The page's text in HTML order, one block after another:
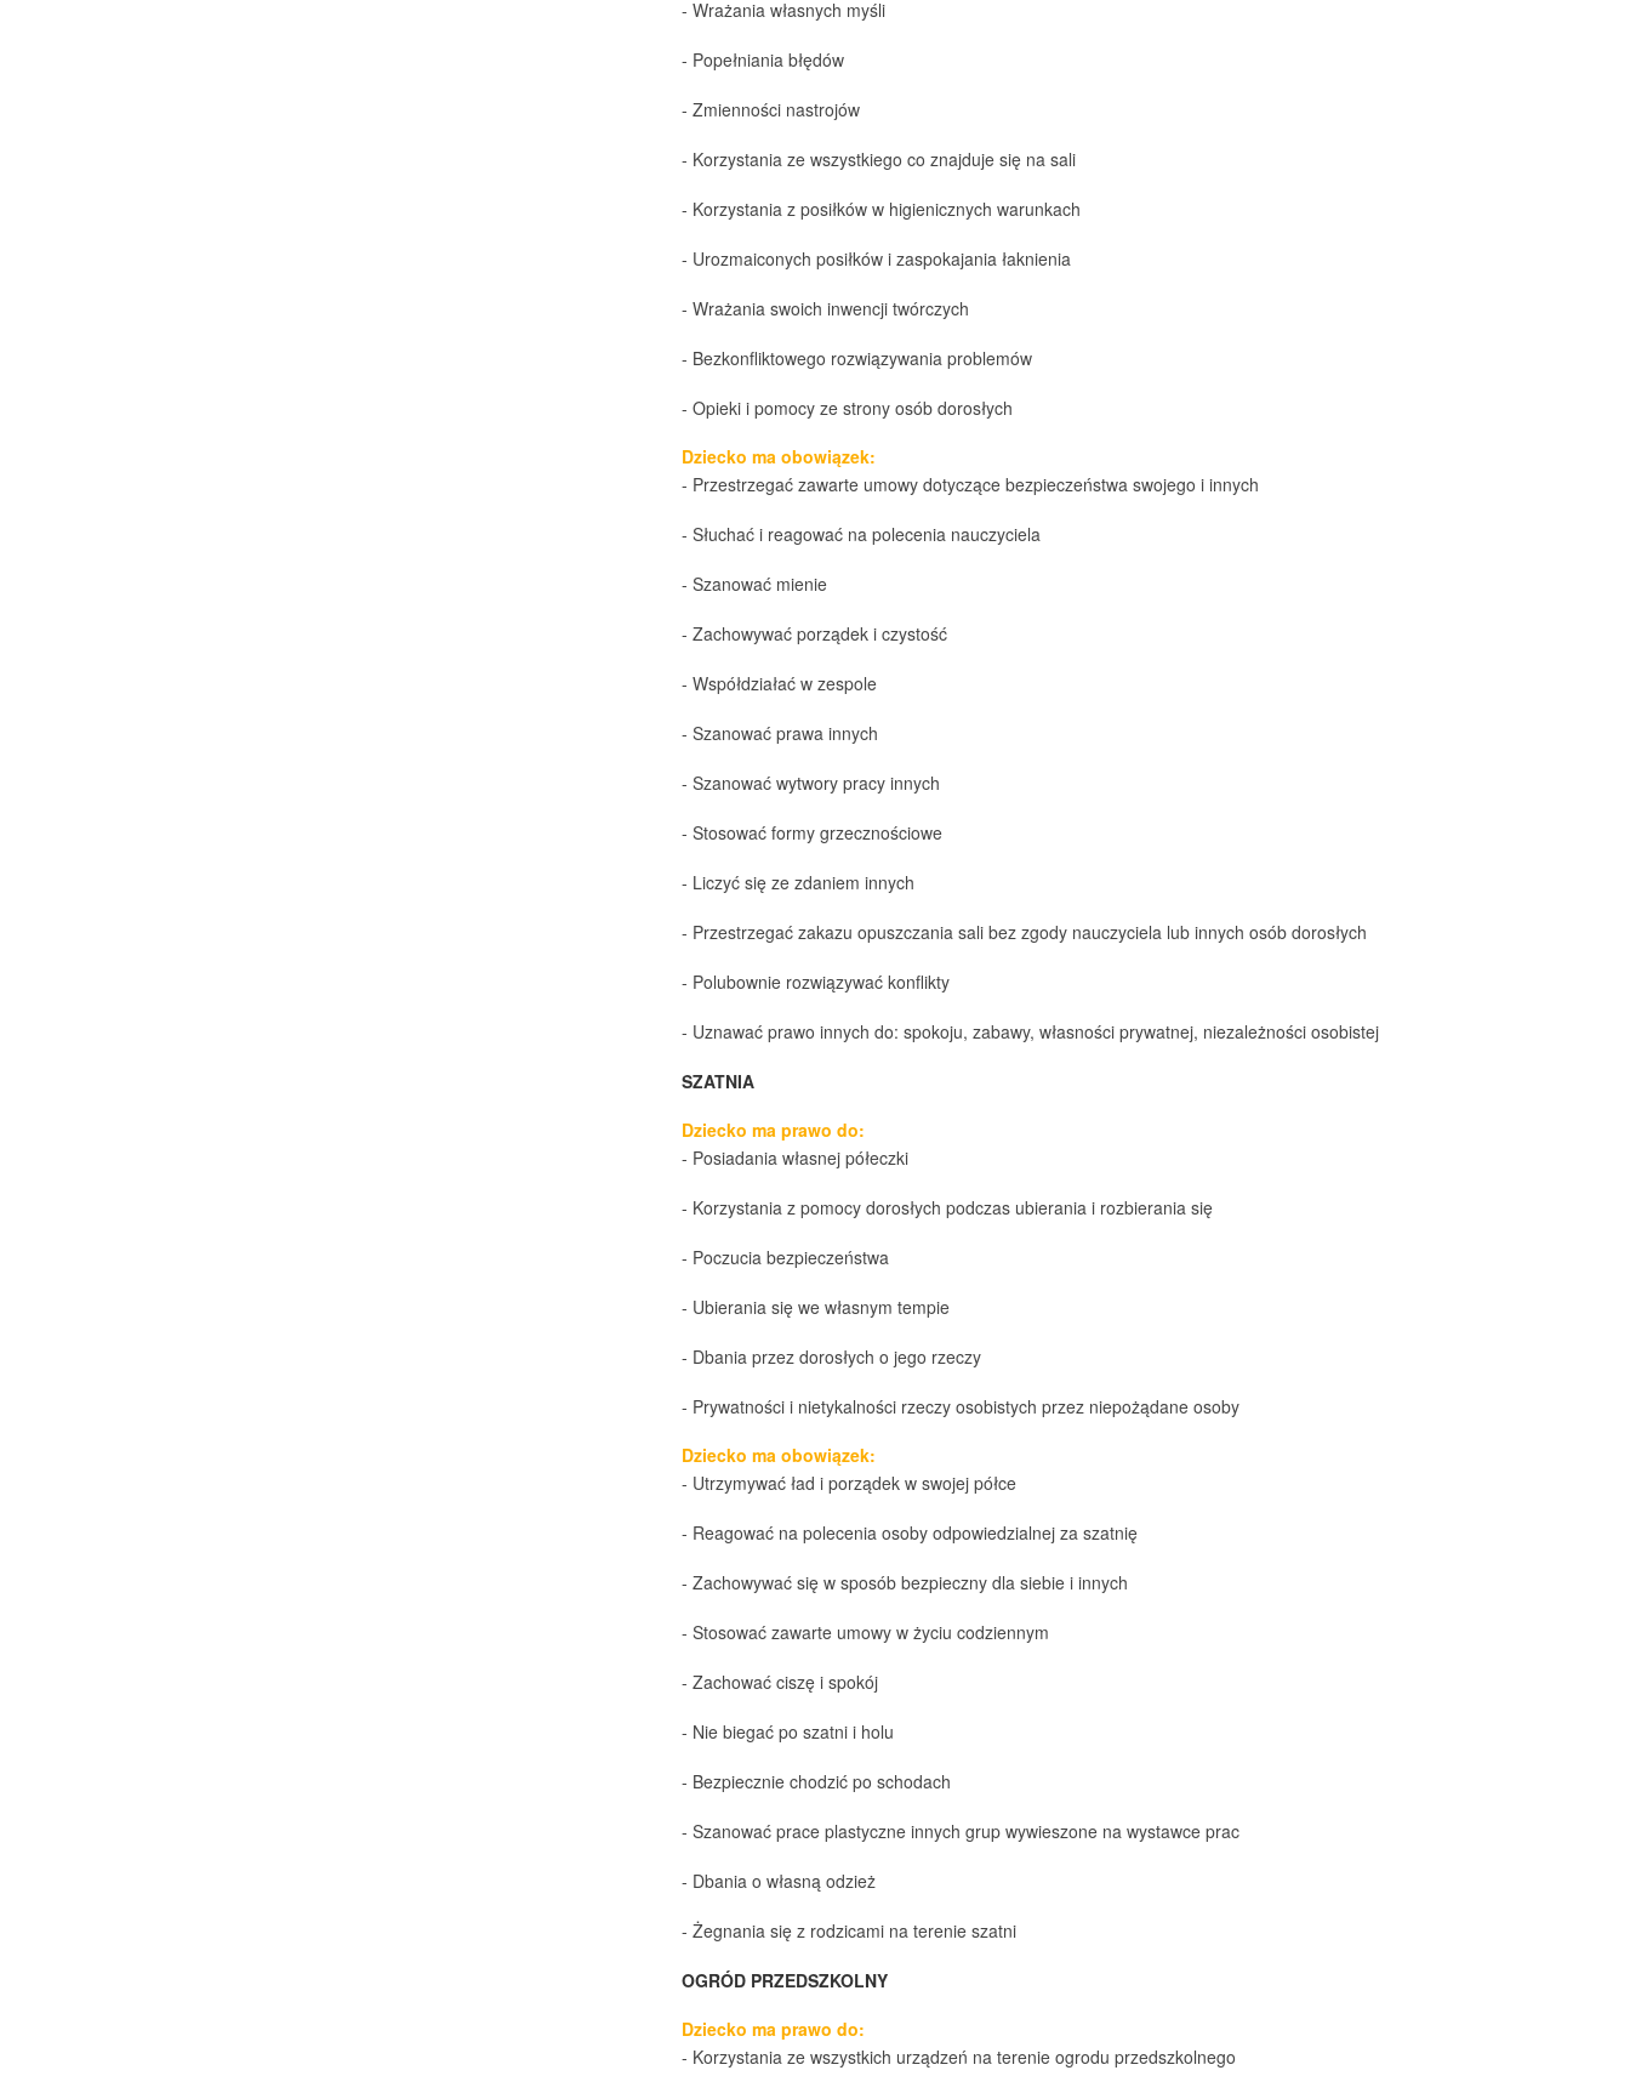
- Wrażania własnych myśli
- Popełniania błędów
- Zmienności nastrojów
- Korzystania ze wszystkiego co znajduje się na sali
- Korzystania z posiłków w higienicznych warunkach
- Urozmaiconych posiłków i zaspokajania łaknienia
- Wrażania swoich inwencji twórczych
- Bezkonfliktowego rozwiązywania problemów
- Opieki i pomocy ze strony osób dorosłych
Dziecko ma obowiązek:
- Przestrzegać zawarte umowy dotyczące bezpieczeństwa swojego i innych
- Słuchać i reagować na polecenia nauczyciela
- Szanować mienie
- Zachowywać porządek i czystość
- Współdziałać w zespole
- Szanować prawa innych
- Szanować wytwory pracy innych
- Stosować formy grzecznościowe
- Liczyć się ze zdaniem innych
- Przestrzegać zakazu opuszczania sali bez zgody nauczyciela lub innych osób dorosłych
- Polubownie rozwiązywać konflikty
- Uznawać prawo innych do: spokoju, zabawy, własności prywatnej, niezależności osobistej
SZATNIA
Dziecko ma prawo do:
- Posiadania własnej półeczki
- Korzystania z pomocy dorosłych podczas ubierania i rozbierania się
- Poczucia bezpieczeństwa
- Ubierania się we własnym tempie
- Dbania przez dorosłych o jego rzeczy
- Prywatności i nietykalności rzeczy osobistych przez niepożądane osoby
Dziecko ma obowiązek:
- Utrzymywać ład i porządek w swojej półce
- Reagować na polecenia osoby odpowiedzialnej za szatnię
- Zachowywać się w sposób bezpieczny dla siebie i innych
- Stosować zawarte umowy w życiu codziennym
- Zachować ciszę i spokój
- Nie biegać po szatni i holu
- Bezpiecznie chodzić po schodach
- Szanować prace plastyczne innych grup wywieszone na wystawce prac
- Dbania o własną odzież
- Żegnania się z rodzicami na terenie szatni
OGRÓD PRZEDSZKOLNY
Dziecko ma prawo do:
- Korzystania ze wszystkich urządzeń na terenie ogrodu przedszkolnego